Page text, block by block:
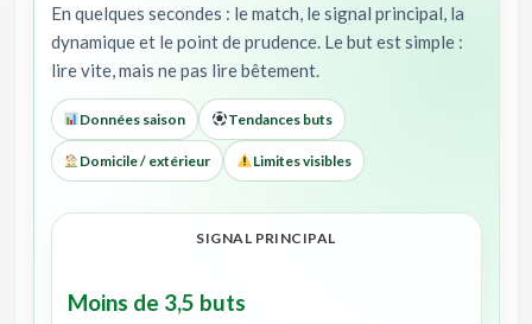
En quelques secondes : le match, le signal principal, la
dynamique et le point de prudence. Le but est simple :
lire vite, mais ne pas lire bêtement.
Données saison Tendances buts
Domicile / extérieur Limites visibles
SIGNAL PRINCIPAL
Moins de 3,5 buts